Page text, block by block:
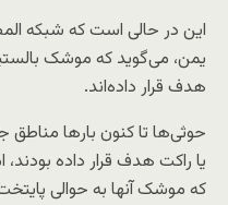
این در حالی است که شبکه
یمن، می‌گوید که موشک
هدف قرار داده‌اند.
حوثی‌ها تا کنون بارها
یا راکت هدف قرار داده بودند،
که موشک آنها به حوالی